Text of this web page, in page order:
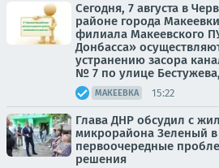
Сегодня, 7 августа в
районе города
филиала Макеевского
Донбасса»
устранению засора
№ 7 по улице
МАКЕЕВКА 15:22
Глава ДНР обсудил с
микрорайона Зеленый
первоочередные
решения